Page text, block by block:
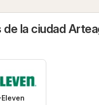
la ciudad